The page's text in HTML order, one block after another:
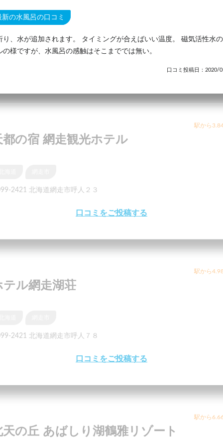
新の水風呂の口コミ
り、水が追加されます。 タイミングが合えばいい温度。 磁気活性水
の様ですが、水風呂の感触はそこまででは無い。
口コミ投稿日：2020/
駅から
都の宿 網走観光ホテル
2421 北海道網走市呼人２３
口コミをご投稿する
駅から
テル網走湖荘
2421 北海道網走市呼人７８
口コミをご投稿する
駅から
天の丘 あばしり湖鶴雅リゾート